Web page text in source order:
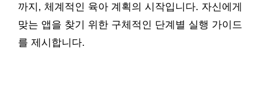
까지, 체계적인 육아 계획의 시작입니다. 자신에게
맞는 앱을 찾기 위한 구체적인 단계별 실행 가이드
를 제시합니다.